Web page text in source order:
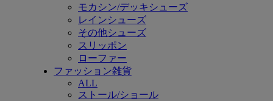
モカシン/デッキシューズ
レインシューズ
その他シューズ
スリッポン
ローファー
ファッション雑貨
ALL
ストール/ショール